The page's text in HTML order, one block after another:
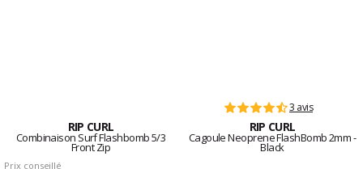
RIP CURL
Combinaison Surf Flashbomb 5/3
Front Zip
Prix conseillé
3 avis
RIP CURL
Cagoule Neoprene FlashBomb 2mm -
Black